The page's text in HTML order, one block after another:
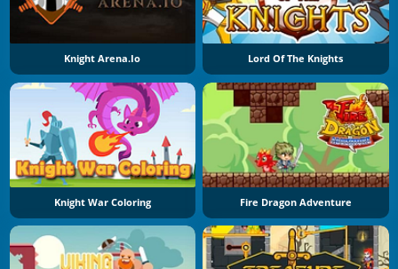
Knight Arena.io Lord Of The Knights
Knight War Coloring Fire Dragon Adventure